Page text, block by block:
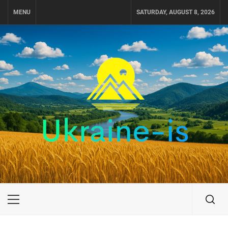
MENU SATURDAY, AUGUST 8, 2026
UKRAINE-IS
ПОДОРОЖI ПО УКРАЇНІ
Primary